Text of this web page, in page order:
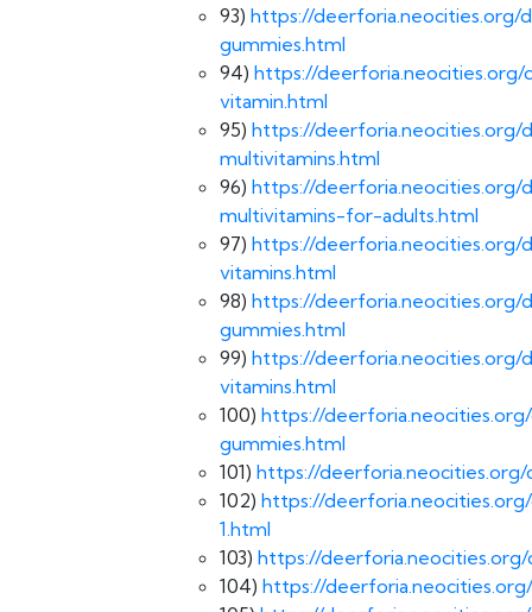
93) https://
gummies.html
94) https://
vitamin.html
95) https://
multivitamins.html
96) https://
multivitamins-for-adults.html
97) https://
vitamins.html
98) https://
gummies.html
99) https://
vitamins.html
100) https://
gummies.html
101) https://
102) https://
1.html
103) https://
104) https://